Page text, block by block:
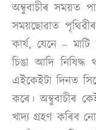
অম্বুবাচীৰ সময়ত
সময়ছোৱাত
কাৰ্য, যেনে –
চিঙা আদি নিষিদ্ধ
এইকেইটা দিনত
কৰে। অম্বুবাচীৰ
খাদ্য গ্ৰহণ কৰিব